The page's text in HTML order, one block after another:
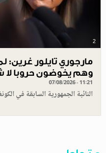
2
مارجوري تايلور غرين:
وهم يخوضون حروبا لا
07/08/2026 - 11:21
النائبة الجمهورية السابقة في